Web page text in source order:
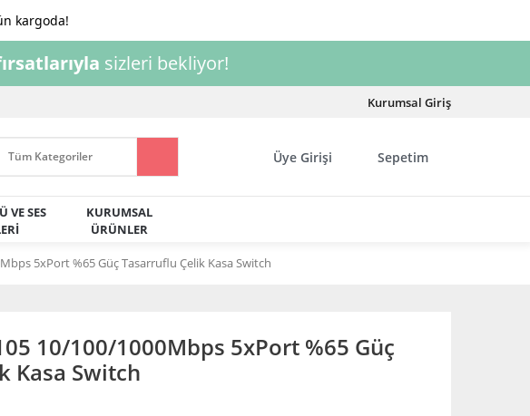
sizleri bekliyor!
Kurumsal Giriş
Üye Girişi Sepetim
VE SES
KURUMSAL
ÜRÜNLER
5xPort %65 Güç Tasarruflu Çelik Kasa Switch
10/100/1000Mbps 5xPort %65 Güç
Kasa Switch